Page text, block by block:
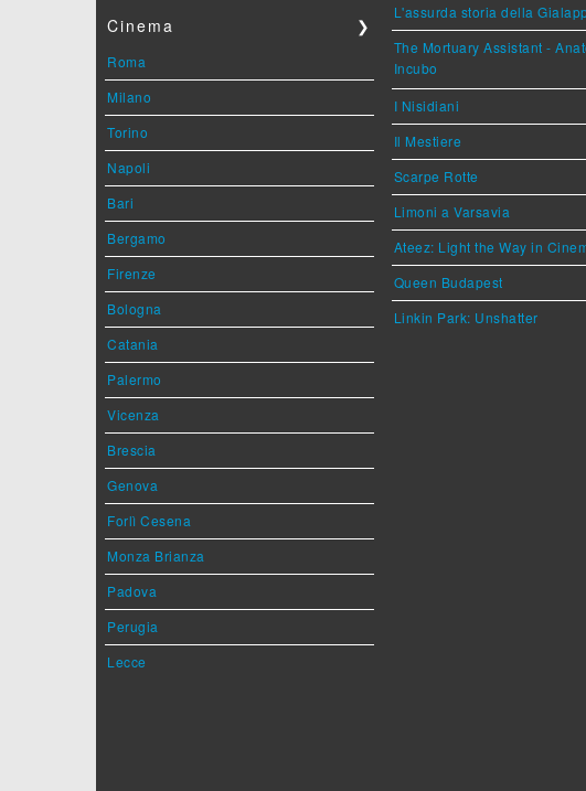
Cinema ❯
Roma
Milano
Torino
Napoli
Bari
Bergamo
Firenze
Bologna
Catania
Palermo
Vicenza
Brescia
Genova
Forlì Cesena
Monza Brianza
Padova
Perugia
Lecce
L'assurda storia della
The Mortuary Assistant -
Incubo
I Nisidiani
Il Mestiere
Scarpe Rotte
Limoni a Varsavia
Ateez: Light the Way in
Queen Budapest
Linkin Park: Unshatter